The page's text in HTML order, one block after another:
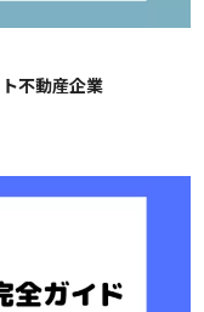
不動産企業